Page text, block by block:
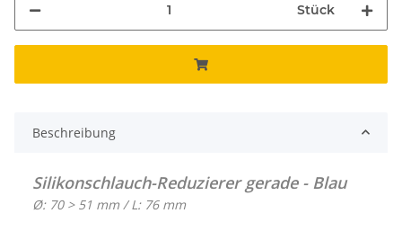
Stück
Beschreibung
Silikonschlauch-Reduzierer gerade - Blau
Ø: 70 > 51 mm / L: 76 mm